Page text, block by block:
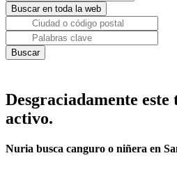
Desgraciadamente este
activo.
Nuria busca canguro o niñera en